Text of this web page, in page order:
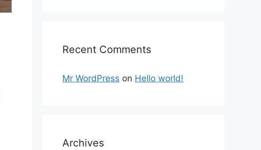
Recent Comments
Mr WordPress on Hello world!
Archives